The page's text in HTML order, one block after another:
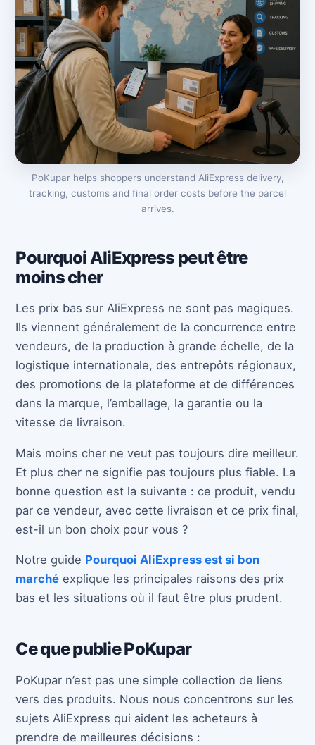
PoKupar helps shoppers understand AliExpress delivery,
tracking, customs and final order costs before the parcel
arrives.
Pourquoi AliExpress peut être
moins cher
Les prix bas sur AliExpress ne sont pas magiques.
Ils viennent généralement de la concurrence entre
vendeurs, de la production à grande échelle, de la
logistique internationale, des entrepôts régionaux,
des promotions de la plateforme et de différences
dans la marque, l’emballage, la garantie ou la
vitesse de livraison.
Mais moins cher ne veut pas toujours dire meilleur.
Et plus cher ne signifie pas toujours plus fiable. La
bonne question est la suivante : ce produit, vendu
par ce vendeur, avec cette livraison et ce prix final,
est-il un bon choix pour vous ?
Notre guide Pourquoi AliExpress est si bon
marché explique les principales raisons des prix
bas et les situations où il faut être plus prudent.
Ce que publie PoKupar
PoKupar n’est pas une simple collection de liens
vers des produits. Nous nous concentrons sur les
sujets AliExpress qui aident les acheteurs à
prendre de meilleures décisions :